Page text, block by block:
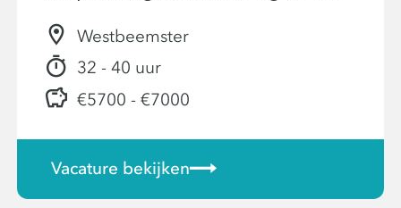
Westbeemster
32 - 40 uur
€5700 - €7000
Vacature bekijken